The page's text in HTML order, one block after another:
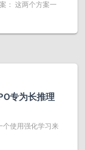
： 这两个方案一
专为长推理
个使用强化学习来